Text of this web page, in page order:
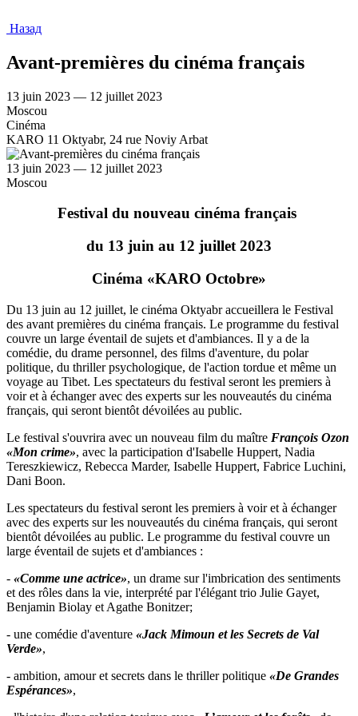
Назад
Avant-premières du cinéma français
13 juin 2023 — 12 juillet 2023
Moscou
Cinéma
KARO 11 Oktyabr, 24 rue Noviy Arbat
13 juin 2023 — 12 juillet 2023
Moscou
Festival du nouveau cinéma français
du 13 juin au 12 juillet 2023
Cinéma «KARO Octobre»
Du 13 juin au 12 juillet, le cinéma Oktyabr accueillera le Festival
des avant premières du cinéma français. Le programme du festival
couvre un large éventail de sujets et d'ambiances. Il y a de la
comédie, du drame personnel, des films d'aventure, du polar
politique, du thriller psychologique, de l'action tordue et même un
voyage au Tibet. Les spectateurs du festival seront les premiers à
voir et à échanger avec des experts sur les nouveautés du cinéma
français, qui seront bientôt dévoilées au public.
Le festival s'ouvrira avec un nouveau film du maître François Ozon
«Mon crime», avec la participation d'Isabelle Huppert, Nadia
Tereszkiewicz, Rebecca Marder, Isabelle Huppert, Fabrice Luchini,
Dani Boon.
Les spectateurs du festival seront les premiers à voir et à échanger
avec des experts sur les nouveautés du cinéma français, qui seront
bientôt dévoilées au public. Le programme du festival couvre un
large éventail de sujets et d'ambiances :
- «Comme une actrice», un drame sur l'imbrication des sentiments
et des rôles dans la vie, interprété par l'élégant trio Julie Gayet,
Benjamin Biolay et Agathe Bonitzer;
- une comédie d'aventure «Jack Mimoun et les Secrets de Val
Verde»,
- ambition, amour et secrets dans le thriller politique «De Grandes
Espérances»,